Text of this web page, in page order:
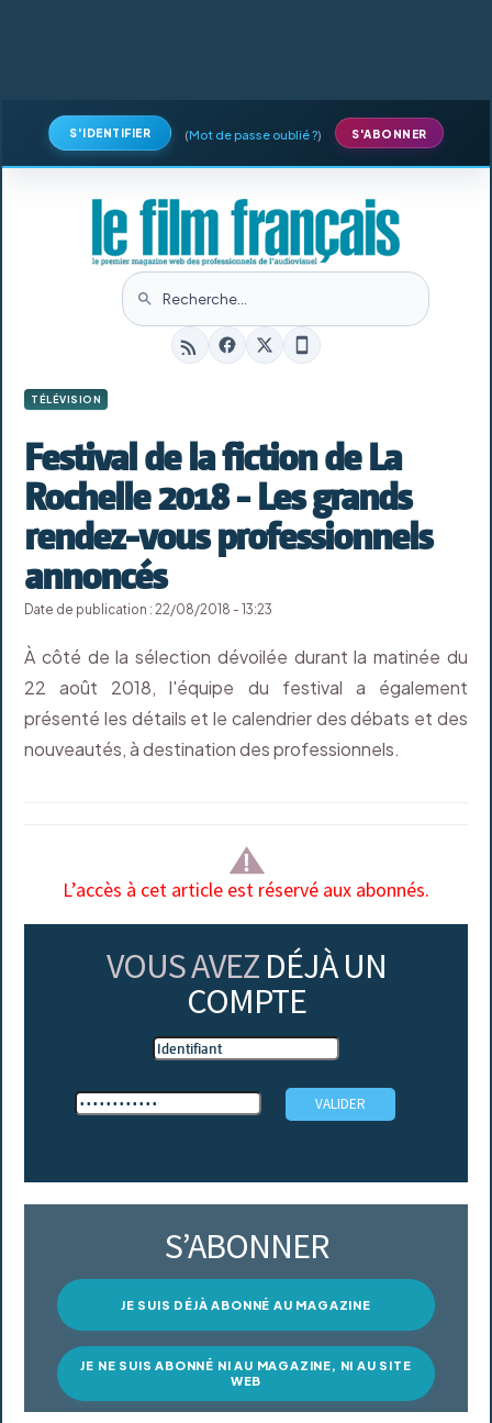
S'IDENTIFIER (Mot de passe oublié ?) S'ABONNER
TÉLÉVISION
Festival de la fiction de La
Rochelle 2018 - Les grands
rendez-vous professionnels
annoncés
Date de publication : 22/08/2018 - 13:23
À côté de la sélection dévoilée durant la matinée du
22 août 2018, l'équipe du festival a également
présenté les détails et le calendrier des débats et des
nouveautés, à destination des professionnels.
L’accès à cet article est réservé aux abonnés.
VOUS AVEZ DÉJÀ UN
COMPTE
S’ABONNER
JE SUIS DÉJÀ ABONNÉ AU MAGAZINE
JE NE SUIS ABONNÉ NI AU MAGAZINE, NI AU SITE
WEB